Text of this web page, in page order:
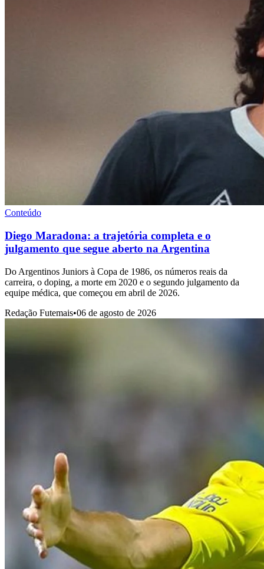
Conteúdo
Diego Maradona: a trajetória completa e o
julgamento que segue aberto na Argentina
Do Argentinos Juniors à Copa de 1986, os números reais da
carreira, o doping, a morte em 2020 e o segundo julgamento da
equipe médica, que começou em abril de 2026.
Redação Futemais•06 de agosto de 2026